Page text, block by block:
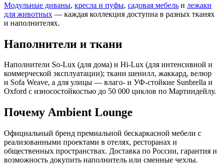
Модульные диваны, кресла и пуфы, садовая мебель и лежаки
для животных — каждая коллекция доступна в разных тканях
и наполнителях.
Наполнители и ткани
Наполнители So-Lux (для дома) и Hi-Lux (для интенсивной и
коммерческой эксплуатации); ткани шенилл, жаккард, велюр
и Sofa Weave, а для улицы — влаго- и УФ-стойкие Sunbrella и
Oxford с износостойкостью до 50 000 циклов по Мартиндейлу.
Почему Ambient Lounge
Официальный бренд премиальной бескаркасной мебели с
реализованными проектами в отелях, ресторанах и
общественных пространствах. Доставка по России, гарантия и
возможность докупить наполнитель или сменные чехлы.